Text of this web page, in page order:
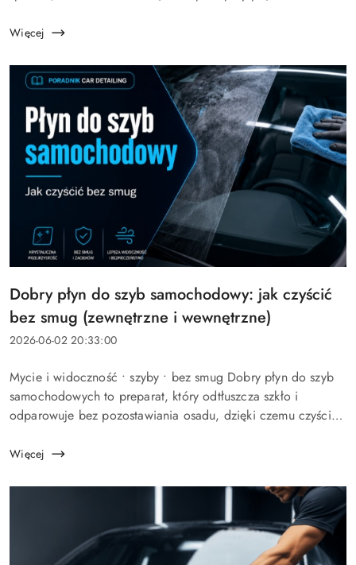
po wycie...
Więcej
Tytuł
artykułu:
Dobry płyn do szyb samochodowy: jak czyścić
bez smug (zewnętrzne i wewnętrzne)
Data
2026-06-02 20:33:00
Treść
artykułu:
Mycie i widoczność • szyby • bez smug Dobry płyn do szyb
samochodowych to preparat, który odtłuszcza szkło i
odparowuje bez pozostawiania osadu, dzięki czemu czyścisz
tylko najcz...
Więcej